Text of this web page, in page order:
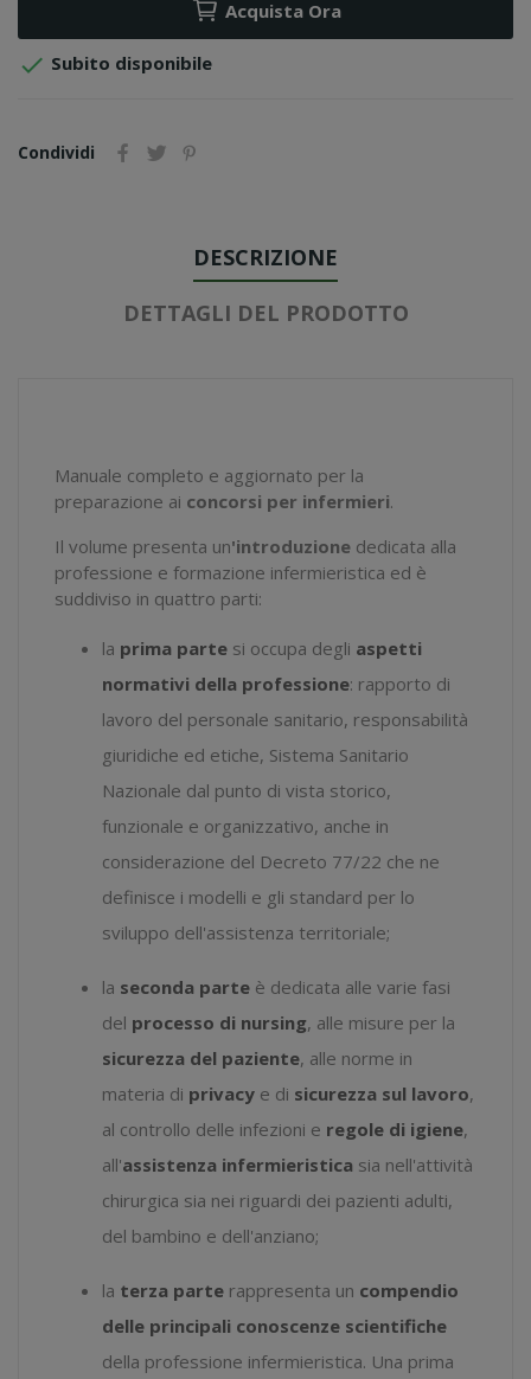
Acquista Ora
 Subito disponibile
Condividi
DESCRIZIONE
DETTAGLI DEL PRODOTTO
Manuale completo e aggiornato per la
preparazione ai concorsi per infermieri.
Il volume presenta un'introduzione dedicata alla
professione e formazione infermieristica ed è
suddiviso in quattro parti:
la prima parte si occupa degli aspetti
normativi della professione: rapporto di
lavoro del personale sanitario, responsabilità
giuridiche ed etiche, Sistema Sanitario
Nazionale dal punto di vista storico,
funzionale e organizzativo, anche in
considerazione del Decreto 77/22 che ne
definisce i modelli e gli standard per lo
sviluppo dell'assistenza territoriale;
la seconda parte è dedicata alle varie fasi
del processo di nursing, alle misure per la
sicurezza del paziente, alle norme in
materia di privacy e di sicurezza sul lavoro,
al controllo delle infezioni e regole di igiene,
all'assistenza infermieristica sia nell'attività
chirurgica sia nei riguardi dei pazienti adulti,
del bambino e dell'anziano;
la terza parte rappresenta un compendio
delle principali conoscenze scientifiche
della professione infermieristica. Una prima